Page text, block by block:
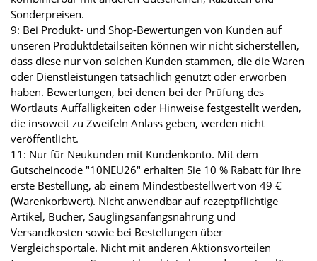
Sonderpreisen.
9: Bei Produkt- und Shop-Bewertungen von Kunden auf
unseren Produktdetailseiten können wir nicht sicherstellen,
dass diese nur von solchen Kunden stammen, die die Waren
oder Dienstleistungen tatsächlich genutzt oder erworben
haben. Bewertungen, bei denen bei der Prüfung des
Wortlauts Auffälligkeiten oder Hinweise festgestellt werden,
die insoweit zu Zweifeln Anlass geben, werden nicht
veröffentlicht.
11: Nur für Neukunden mit Kundenkonto. Mit dem
Gutscheincode "10NEU26" erhalten Sie 10 % Rabatt für Ihre
erste Bestellung, ab einem Mindestbestellwert von 49 €
(Warenkorbwert). Nicht anwendbar auf rezeptpflichtige
Artikel, Bücher, Säuglingsanfangsnahrung und
Versandkosten sowie bei Bestellungen über
Vergleichsportale. Nicht mit anderen Aktionsvorteilen